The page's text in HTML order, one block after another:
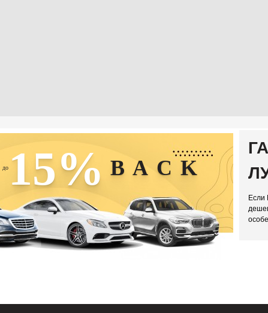
до15% BACK
Если